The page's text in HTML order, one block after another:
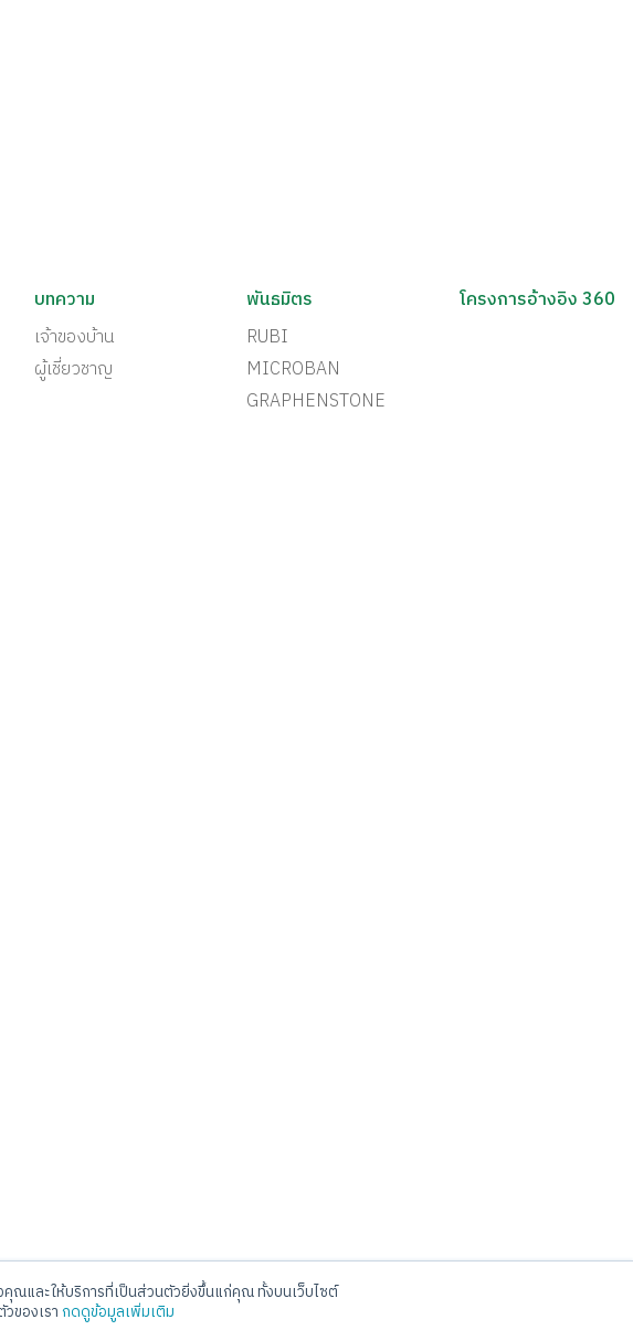
ณและให้บริการที่เป็นส่วนตัวยิ่งขึ้นแก่คุณ ทั้งบนเว็บไซต์
ของเรากดดูข้อมูลเพิ่มเติม
บทความ
เจ้าของบ้าน
ผู้เชี่ยวชาญ
พันธมิตร
RUBI
MICROBAN
GRAPHENSTONE
โครงการอ้างอิง 360